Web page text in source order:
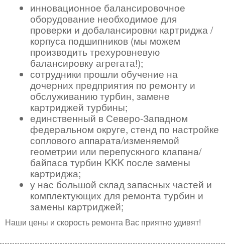
инновационное балансировочное
оборудование необходимое для
проверки и добалансировки картриджа /
корпуса подшипников (мы можем
производить трехуровневую
балансировку агрегата!);
сотрудники прошли обучение на
дочерних предприятия по ремонту и
обслуживанию турбин, замене
картриджей турбины;
единственный в Северо-Западном
федеральном округе, стенд по настройке
соплового аппарата/изменяемой
геометрии или перепускного клапана/
байпаса турбин KKK после замены
картриджа;
у нас большой склад запасных частей и
комплектующих для ремонта турбин и
замены картриджей;
Наши цены и скорость ремонта Вас приятно удивят!